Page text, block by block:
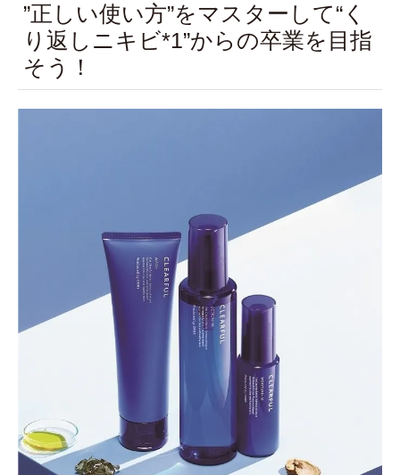
”正しい使い方”をマスターして“く
り返しニキビ*1”からの卒業を目指
そう！